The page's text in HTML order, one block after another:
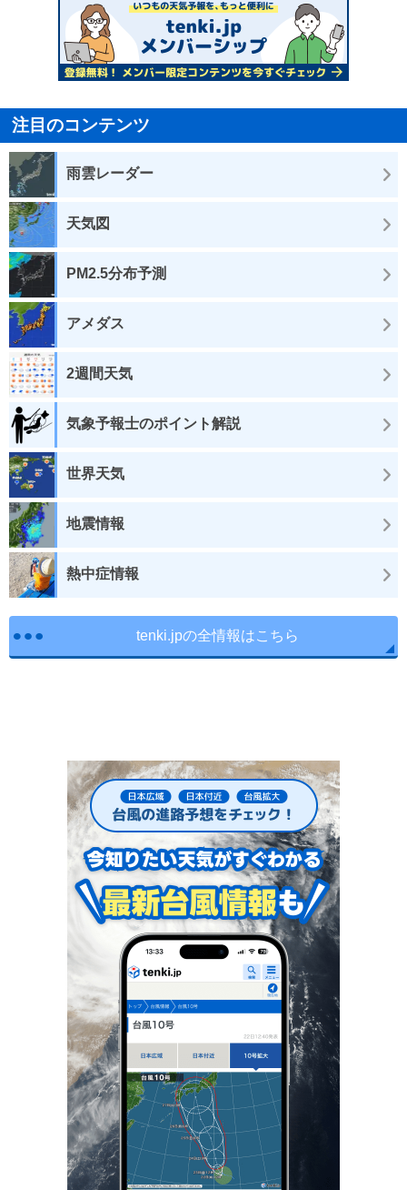
注目のコンテンツ
雨雲レーダー
天気図
PM2.5分布予測
アメダス
2週間天気
気象予報士のポイント解説
世界天気
地震情報
熱中症情報
tenki.jpの全情報はこちら